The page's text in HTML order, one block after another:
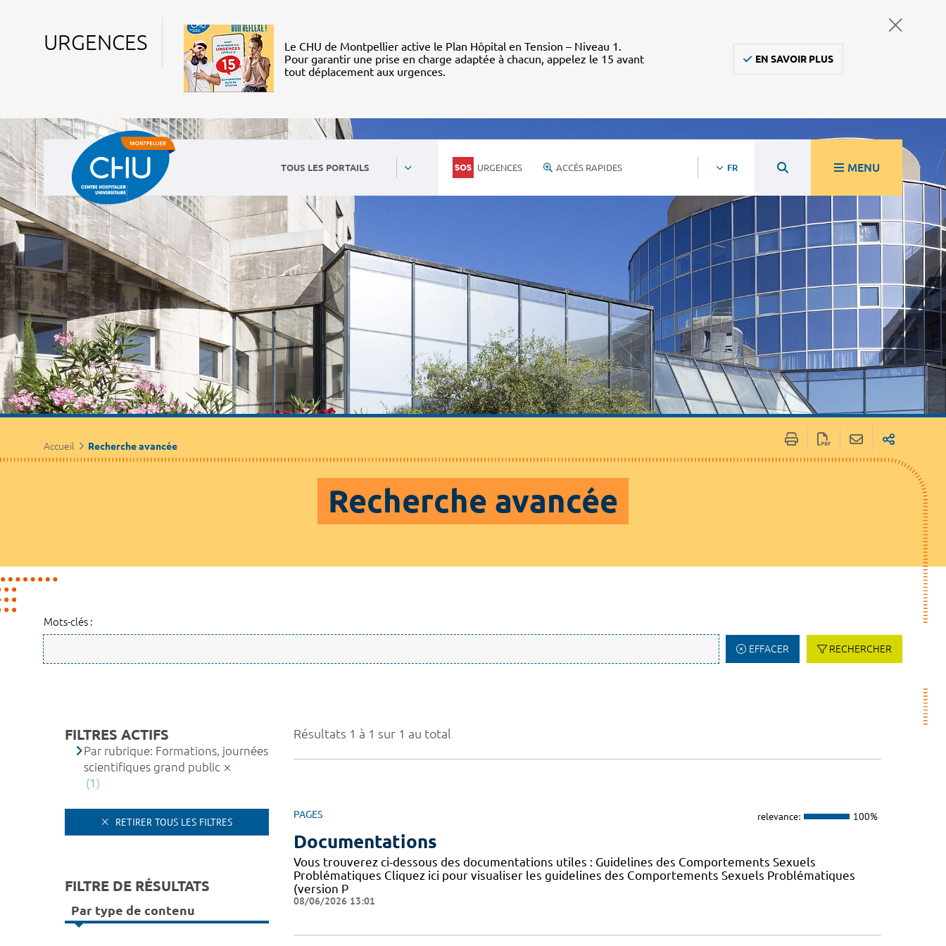
URGENCES
Le CHU de Montpellier active le Plan Hôpital en Tension – Niveau 1.
Pour garantir une prise en charge adaptée à chacun, appelez le 15 avant
tout déplacement aux urgences.
EN SAVOIR PLUS
TOUS LES PORTAILS URGENCES ACCÈS RAPIDES FR MENU
Accueil Recherche avancée
Recherche avancée
Mots-clés :
EFFACER RECHERCHER
Résultats 1 à 1 sur 1 au total
PAGES relevance: 100%
Documentations
Vous trouverez ci-dessous des documentations utiles : Guidelines des Comportements Sexuels
Problématiques Cliquez ici pour visualiser les guidelines des Comportements Sexuels Problématiques
(version P
08/06/2026 13:01
FILTRES ACTIFS
Par rubrique: Formations, journées
scientifiques grand public
(1)
RETIRER TOUS LES FILTRES
FILTRE DE RÉSULTATS
Par type de contenu